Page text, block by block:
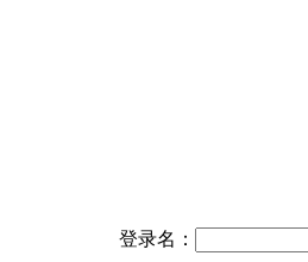
登录名：